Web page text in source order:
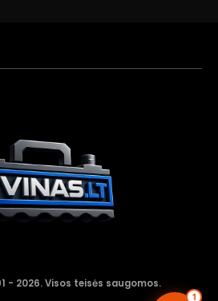
- 2026. Visos teisės saugomos.
1
dabar